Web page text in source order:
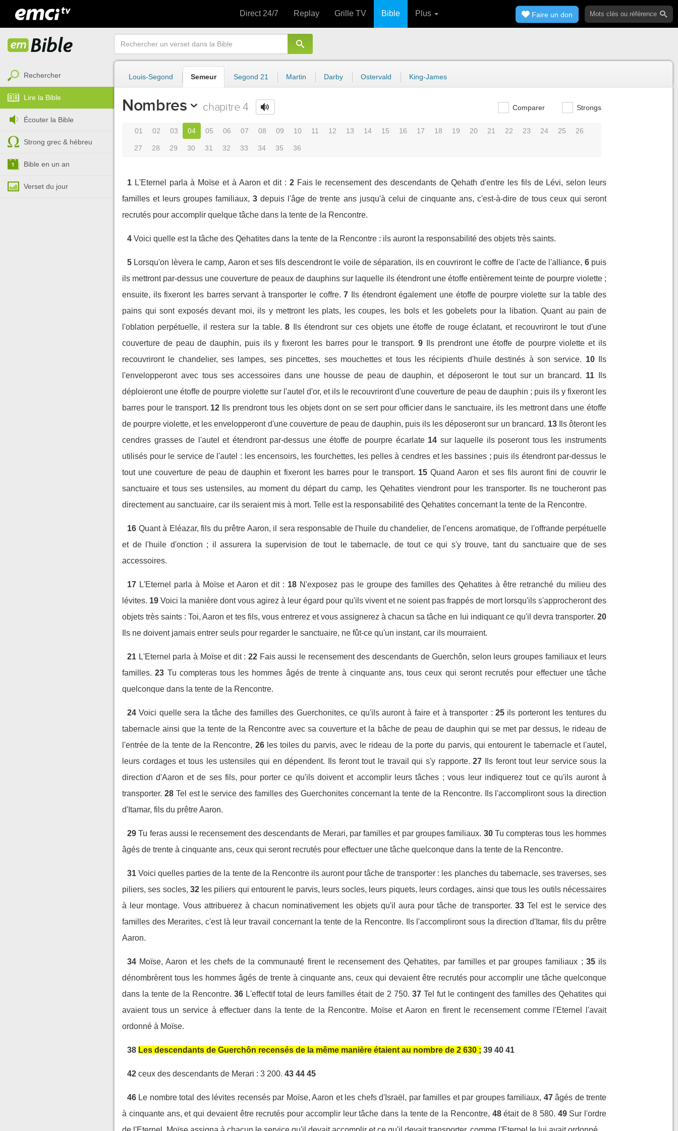
Direct 24/7 Replay Grille TV Bible Plus Faire un don
Rechercher
Lire la Bible
Écouter la Bible
Strong grec & hébreu
Bible en un an
Verset du jour
Louis-Segond Semeur Segond 21 Martin Darby Ostervald King-James
Nombres chapitre 4 Comparer Strongs
01 02 03 04 05 06 07 08 09 10 11 12 13 14 15 16 17 18 19 20 21 22 23 24 25 26
27 28 29 30 31 32 33 34 35 36
1 L'Eternel parla à Moïse et à Aaron et dit : 2 Fais le recensement des descendants de Qehath d'entre les fils de Lévi, selon leurs
familles et leurs groupes familiaux, 3 depuis l'âge de trente ans jusqu'à celui de cinquante ans, c'est-à-dire de tous ceux qui seront
recrutés pour accomplir quelque tâche dans la tente de la Rencontre.
4 Voici quelle est la tâche des Qehatites dans la tente de la Rencontre : ils auront la responsabilité des objets très saints.
5 Lorsqu'on lèvera le camp, Aaron et ses fils descendront le voile de séparation, ils en couvriront le coffre de l'acte de l'alliance, 6 puis
ils mettront par-dessus une couverture de peaux de dauphins sur laquelle ils étendront une étoffe entièrement teinte de pourpre violette ;
ensuite, ils fixeront les barres servant à transporter le coffre. 7
Ils étendront également une étoffe de pourpre violette sur la table des
pains qui sont exposés devant moi, ils y mettront les plats, les coupes, les bols et les gobelets pour la libation. Quant au pain de
l'oblation perpétuelle, il restera sur la table. 8
Ils étendront sur ces objets une étoffe de rouge éclatant, et recouvriront le tout d'une
couverture de peau de dauphin, puis ils y fixeront les barres pour le transport. 9
Ils prendront une étoffe de pourpre violette et ils
recouvriront le chandelier, ses lampes, ses pincettes, ses mouchettes et tous les récipients d'huile destinés à son service. 10
Ils
l'envelopperont avec tous ses accessoires dans une housse de peau de dauphin, et déposeront le tout sur un brancard. 11
Ils
déploieront une étoffe de pourpre violette sur l'autel d'or, et ils le recouvriront d'une couverture de peau de dauphin ; puis ils y fixeront les
barres pour le transport. 12
Ils prendront tous les objets dont on se sert pour officier dans le sanctuaire, ils les mettront dans une étoffe
de pourpre violette, et les envelopperont d'une couverture de peau de dauphin, puis ils les déposeront sur un brancard. 13
Ils ôteront les
cendres grasses de l'autel et étendront par-dessus une étoffe de pourpre écarlate 14 sur laquelle ils poseront tous les instruments
utilisés pour le service de l'autel : les encensoirs, les fourchettes, les pelles à cendres et les bassines ; puis ils étendront par-dessus le
tout une couverture de peau de dauphin et fixeront les barres pour le transport. 15 Quand Aaron et ses fils auront fini de couvrir le
sanctuaire et tous ses ustensiles, au moment du départ du camp, les Qehatites viendront pour les transporter. Ils ne toucheront pas
directement au sanctuaire, car ils seraient mis à mort. Telle est la responsabilité des Qehatites concernant la tente de la Rencontre.
16 Quant à Eléazar, fils du prêtre Aaron, il sera responsable de l'huile du chandelier, de l'encens aromatique, de l'offrande perpétuelle
et de l'huile d'onction ; il assurera la supervision de tout le tabernacle, de tout ce qui s'y trouve, tant du sanctuaire que de ses
accessoires.
17 L'Eternel parla à Moïse et Aaron et dit : 18 N'exposez pas le groupe des familles des Qehatites à être retranché du milieu des
lévites. 19 Voici la manière dont vous agirez à leur égard pour qu'ils vivent et ne soient pas frappés de mort lorsqu'ils s'approcheront des
objets très saints : Toi, Aaron et tes fils, vous entrerez et vous assignerez à chacun sa tâche en lui indiquant ce qu'il devra transporter. 20
Ils ne doivent jamais entrer seuls pour regarder le sanctuaire, ne fût-ce qu'un instant, car ils mourraient.
21 L'Eternel parla à Moïse et dit : 22 Fais aussi le recensement des descendants de Guerchôn, selon leurs groupes familiaux et leurs
familles. 23 Tu compteras tous les hommes âgés de trente à cinquante ans, tous ceux qui seront recrutés pour effectuer une tâche
quelconque dans la tente de la Rencontre.
24 Voici quelle sera la tâche des familles des Guerchonites, ce qu'ils auront à faire et à transporter : 25 ils porteront les tentures du
tabernacle ainsi que la tente de la Rencontre avec sa couverture et la bâche de peau de dauphin qui se met par dessus, le rideau de
l'entrée de la tente de la Rencontre, 26 les toiles du parvis, avec le rideau de la porte du parvis, qui entourent le tabernacle et l'autel,
leurs cordages et tous les ustensiles qui en dépendent. Ils feront tout le travail qui s'y rapporte. 27
Ils feront tout leur service sous la
direction d'Aaron et de ses fils, pour porter ce qu'ils doivent et accomplir leurs tâches ; vous leur indiquerez tout ce qu'ils auront à
transporter. 28 Tel est le service des familles des Guerchonites concernant la tente de la Rencontre. Ils l'accompliront sous la direction
d'Itamar, fils du prêtre Aaron.
29 Tu feras aussi le recensement des descendants de Merari, par familles et par groupes familiaux. 30 Tu compteras tous les hommes
âgés de trente à cinquante ans, ceux qui seront recrutés pour effectuer une tâche quelconque dans la tente de la Rencontre.
31 Voici quelles parties de la tente de la Rencontre ils auront pour tâche de transporter : les planches du tabernacle, ses traverses, ses
piliers, ses socles, 32 les piliers qui entourent le parvis, leurs socles, leurs piquets, leurs cordages, ainsi que tous les outils nécessaires
à leur montage. Vous attribuerez à chacun nominativement les objets qu'il aura pour tâche de transporter. 33 Tel est le service des
familles des Merarites, c'est là leur travail concernant la tente de la Rencontre. Ils l'accompliront sous la direction d'Itamar, fils du prêtre
Aaron.
34 Moïse, Aaron et les chefs de la communauté firent le recensement des Qehatites, par familles et par groupes familiaux ; 35 ils
dénombrèrent tous les hommes âgés de trente à cinquante ans, ceux qui devaient être recrutés pour accomplir une tâche quelconque
dans la tente de la Rencontre. 36 L'effectif total de leurs familles était de 2 750. 37 Tel fut le contingent des familles des Qehatites qui
avaient tous un service à effectuer dans la tente de la Rencontre. Moïse et Aaron en firent le recensement comme l'Eternel l'avait
ordonné à Moïse.
38 Les descendants de Guerchôn recensés de la même manière étaient au nombre de 2 630 ; 39 40 41
42 ceux des descendants de Merari : 3 200. 43 44 45
46 Le nombre total des lévites recensés par Moïse, Aaron et les chefs d'Israël, par familles et par groupes familiaux, 47 âgés de trente
à cinquante ans, et qui devaient être recrutés pour accomplir leur tâche dans la tente de la Rencontre, 48 était de 8 580. 49 Sur l'ordre